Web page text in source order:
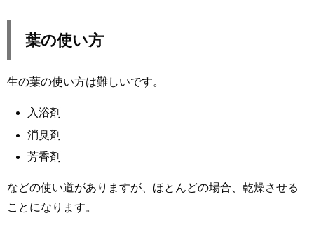
葉の使い方
生の葉の使い方は難しいです。
入浴剤
消臭剤
芳香剤
などの使い道がありますが、ほとんどの場合、乾燥させる
ことになります。